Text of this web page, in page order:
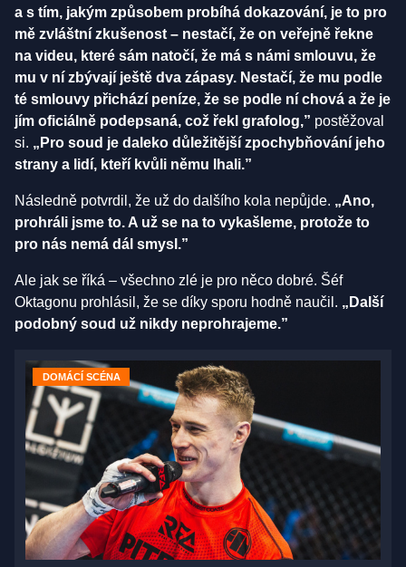
a s tím, jakým způsobem probíhá dokazování, je to pro
mě zvláštní zkušenost – nestačí, že on veřejně řekne
na videu, které sám natočí, že má s námi smlouvu, že
mu v ní zbývají ještě dva zápasy. Nestačí, že mu podle
té smlouvy přichází peníze, že se podle ní chová a že je
jím oficiálně podepsaná, což řekl grafolog,” postěžoval
si. „Pro soud je daleko důležitější zpochybňování jeho
strany a lidí, kteří kvůli němu lhali.”
Následně potvrdil, že už do dalšího kola nepůjde. „Ano,
prohráli jsme to. A už se na to vykašleme, protože to
pro nás nemá dál smysl.”
Ale jak se říká – všechno zlé je pro něco dobré. Šéf
Oktagonu prohlásil, že se díky sporu hodně naučil. „Další
podobný soud už nikdy neprohrajeme.”
DOMÁCÍ SCÉNA